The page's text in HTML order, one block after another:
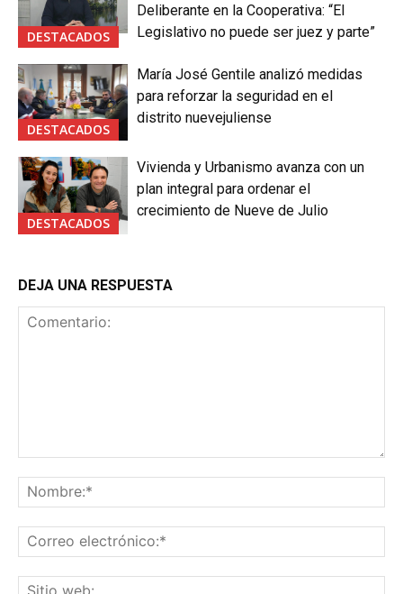
DESTACADOS
Deliberante en la Cooperativa: “El
Legislativo no puede ser juez y parte”
DESTACADOS
María José Gentile analizó medidas
para reforzar la seguridad en el
distrito nuevejuliense
DESTACADOS
Vivienda y Urbanismo avanza con un
plan integral para ordenar el
crecimiento de Nueve de Julio
DEJA UNA RESPUESTA